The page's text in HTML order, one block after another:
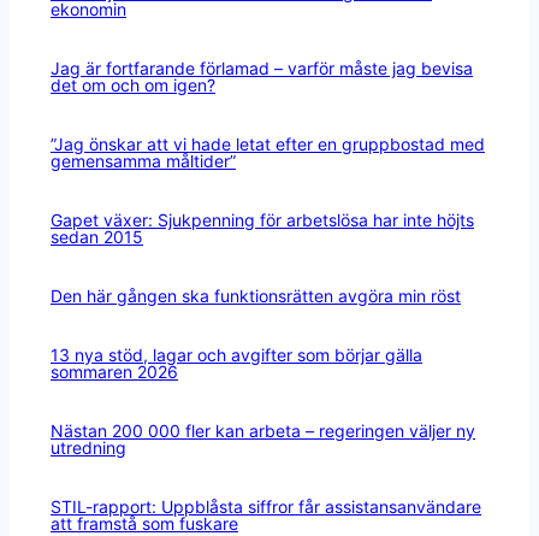
ekonomin
Jag är fortfarande förlamad – varför måste jag bevisa
det om och om igen?
”Jag önskar att vi hade letat efter en gruppbostad med
gemensamma måltider”
Gapet växer: Sjukpenning för arbetslösa har inte höjts
sedan 2015
Den här gången ska funktionsrätten avgöra min röst
13 nya stöd, lagar och avgifter som börjar gälla
sommaren 2026
Nästan 200 000 fler kan arbeta – regeringen väljer ny
utredning
STIL-rapport: Uppblåsta siffror får assistansanvändare
att framstå som fuskare